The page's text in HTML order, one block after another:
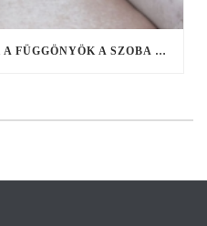
HOGYAN BEFOLYÁSOLJÁK A FÜGGÖNYÖK A SZOBA HANGULATÁT?